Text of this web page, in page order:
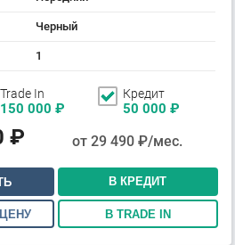
Черный
1
Trade In
150 000 ₽
Кредит
50 000 ₽
₽ от 29 490₽/мес.
В КРЕДИТ
В TRADE IN